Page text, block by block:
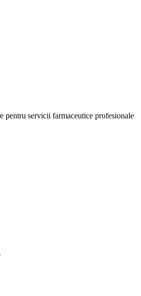
pentru servicii farmaceutice profesionale